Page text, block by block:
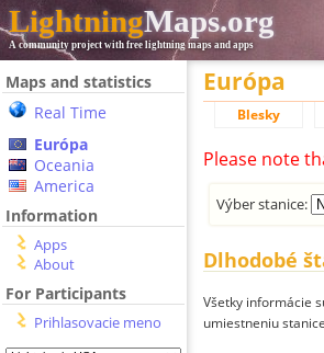
LightningMaps.org
A community project with free lightning maps and apps
Maps and statistics
Real Time
Európa
Oceania
America
Information
Apps
About
For Participants
Prihlasovacie meno
Európa
Blesky
Please note
Výber stanice:
Dlhodobé
Všetky informácie
umiestneniu